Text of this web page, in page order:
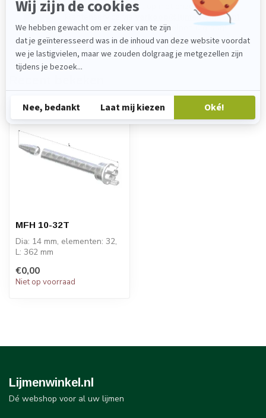
Neem gerust contact op met onze
verkoop@lijmenwinkel.nl
of+31 (0)85 4011571 . Wij helpen u graag!
MFH 10-32T
Dia: 14 mm, elementen: 32,
L: 362 mm
STATOMIX™ MFH & MFHX
€0,00
Niet op voorraad
Lijmenwinkel.nl
Dé webshop voor al uw lijmen